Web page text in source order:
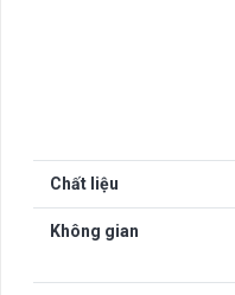
Chất liệu
Không gian